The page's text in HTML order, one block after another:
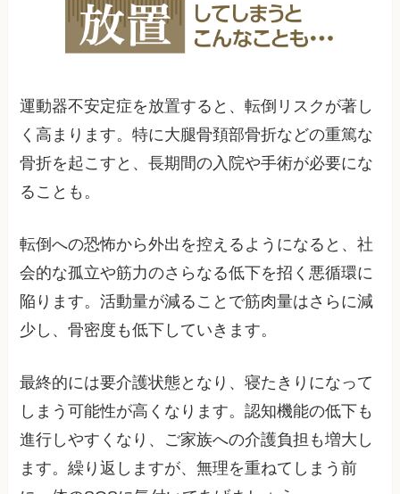
運動器不安定症を放置すると、転倒リスクが著し
く高まります。特に大腿骨頚部骨折などの重篤な
骨折を起こすと、長期間の入院や手術が必要にな
ることも。
転倒への恐怖から外出を控えるようになると、社
会的な孤立や筋力のさらなる低下を招く悪循環に
陥ります。活動量が減ることで筋肉量はさらに減
少し、骨密度も低下していきます。
最終的には要介護状態となり、寝たきりになって
しまう可能性が高くなります。認知機能の低下も
進行しやすくなり、ご家族への介護負担も増大し
ます。繰り返しますが、無理を重ねてしまう前